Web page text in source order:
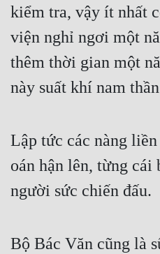
kiểm tra, vậy ít nhất
viện nghỉ ngơi một
thêm thời gian một
này suất khí nam
Lập tức các nàng
oán hận lên, từng cái
người sức chiến đấu.
Bộ Bác Văn cũng là